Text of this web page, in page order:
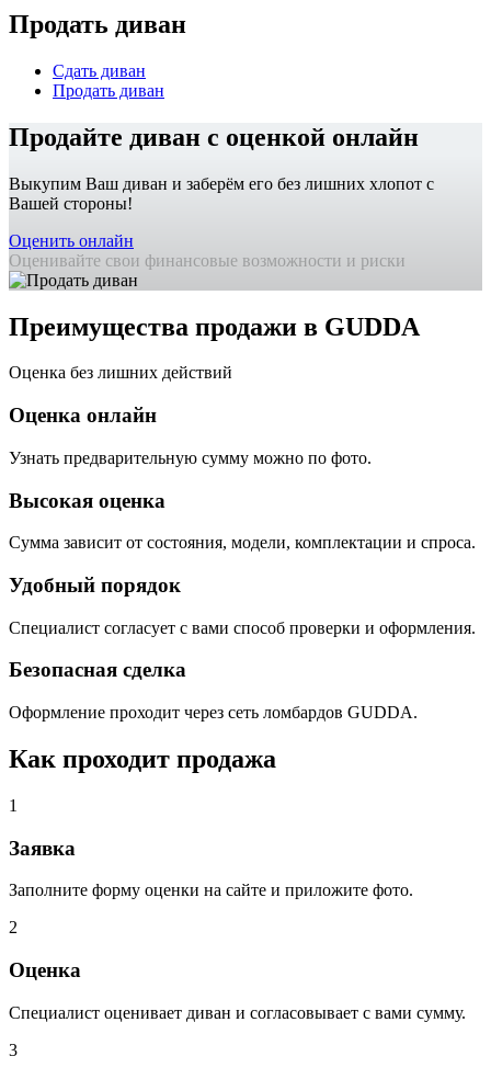
Продать диван
Сдать диван
Продать диван
Продайте диван с оценкой онлайн
Выкупим Ваш диван и заберём его без лишних хлопот с
Вашей стороны!
Оценить онлайн
Оценивайте свои финансовые возможности и риски
Преимущества продажи в GUDDA
Оценка без лишних действий
Оценка онлайн
Узнать предварительную сумму можно по фото.
Высокая оценка
Сумма зависит от состояния, модели, комплектации и спроса.
Удобный порядок
Специалист согласует с вами способ проверки и оформления.
Безопасная сделка
Оформление проходит через сеть ломбардов GUDDA.
Как проходит продажа
1
Заявка
Заполните форму оценки на сайте и приложите фото.
2
Оценка
Специалист оценивает диван и согласовывает с вами сумму.
3